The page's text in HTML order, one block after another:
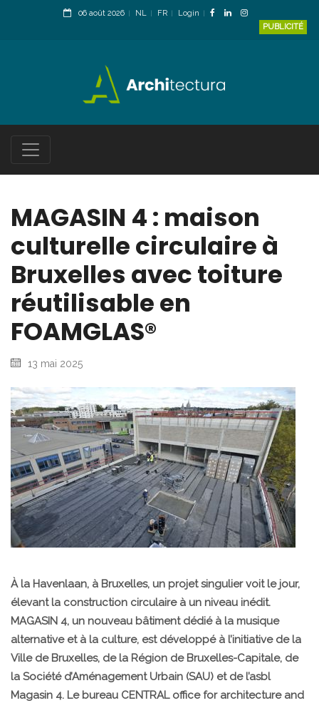
06 août 2026 NL FR
Login
PUBLICITÉ
MAGASIN 4 : maison
culturelle circulaire à
Bruxelles avec toiture
réutilisable en
FOAMGLAS®
13 mai 2025
À la Havenlaan, à Bruxelles, un projet singulier voit le jour,
élevant la construction circulaire à un niveau inédit.
MAGASIN 4, un nouveau bâtiment dédié à la musique
alternative et à la culture, est développé à l’initiative de la
Ville de Bruxelles, de la Région de Bruxelles-Capitale, de
la Société d’Aménagement Urbain (SAU) et de l’asbl
Magasin 4. Le bureau CENTRAL office for architecture and